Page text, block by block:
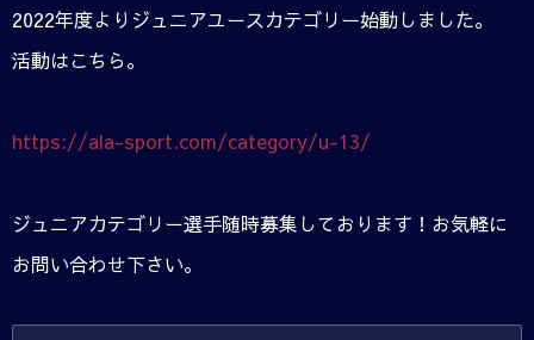
2022年度よりジュニアユースカテゴリー始動しました。
活動はこちら。
https://ala-sport.com/category/u-13/
ジュニアカテゴリー選手随時募集しております！お気軽に
お問い合わせ下さい。